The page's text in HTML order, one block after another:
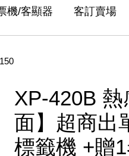
機/客顯器 客訂賣場
XP-420B
面】超商出
標籤機 +贈